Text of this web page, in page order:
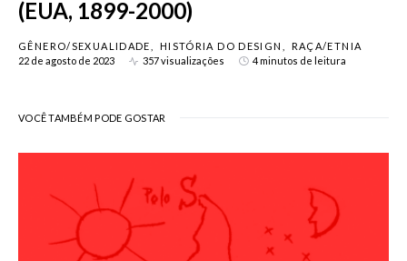
(EUA, 1899-2000)
GÊNERO/SEXUALIDADE HISTÓRIA DO DESIGN
RAÇA/ETNIA
22 de agosto de 2023
357 visualizações 4 minutos de leitura
VOCÊ TAMBÉM PODE GOSTAR